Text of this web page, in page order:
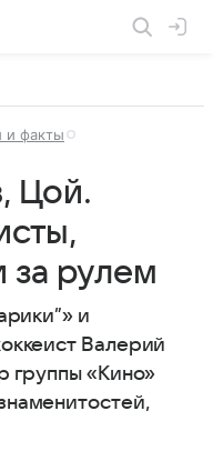
и факты
Цой.
за рулем
и
Валерий
группы «Кино»